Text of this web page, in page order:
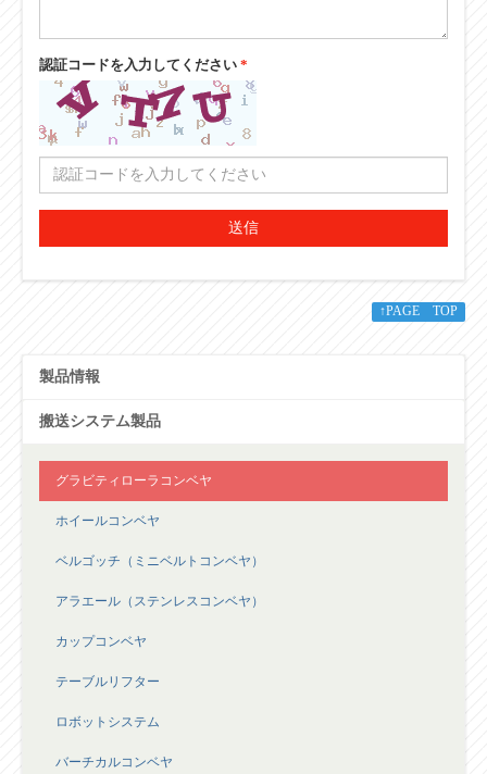
認証コードを入力してください *
送信
↑PAGE TOP
製品情報
搬送システム製品
グラビティローラコンベヤ
ホイールコンベヤ
ベルゴッチ（ミニベルトコンベヤ）
アラエール（ステンレスコンベヤ）
カップコンベヤ
テーブルリフター
ロボットシステム
バーチカルコンベヤ